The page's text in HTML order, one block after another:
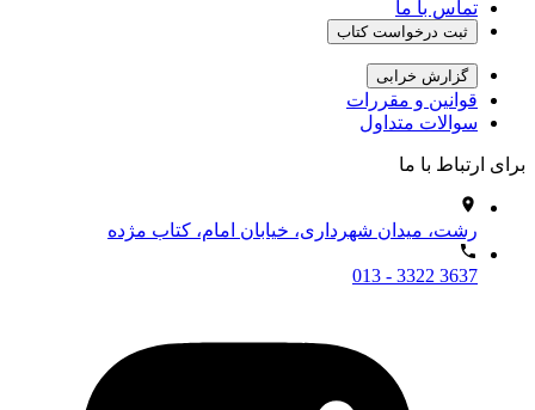
تماس با ما
ثبت درخواست کتاب
گزارش خرابی
قوانین و مقررات
سوالات متداول
برای ارتباط با ما
رشت، میدان شهرداری، خیابان امام، کتاب مژده
013 - 3322 3637